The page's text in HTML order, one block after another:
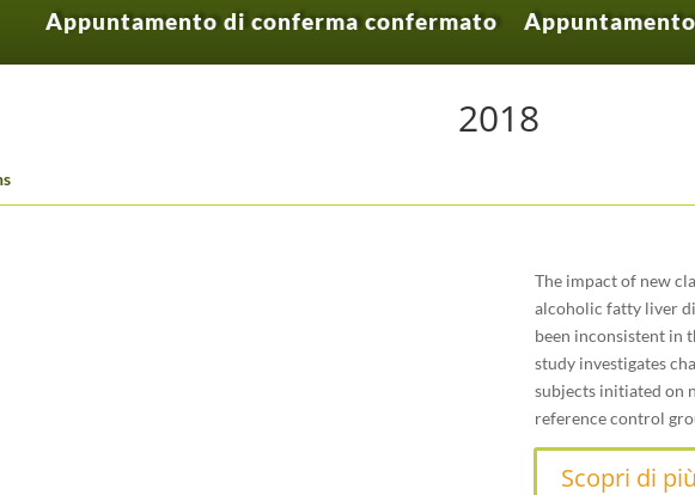
Appuntamento di conferma confermato
2018
The impact of new
alcoholic fatty liver
been inconsistent in
study investigates
subjects initiated on
reference control
Scopri di più